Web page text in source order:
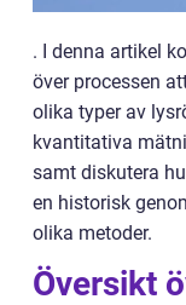
. I denna artikel
över processen
olika typer av
kvantitativa
samt diskutera
en historisk
olika metoder.
Översikt